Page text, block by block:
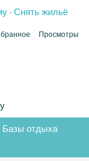
.Снять жильё
Просмотры
Базы отдыха